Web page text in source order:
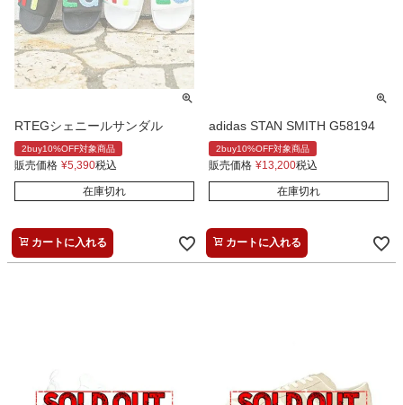
RTEGシェニールサンダル
2buy10%OFF対象商品
販売価格 ¥5,390税込
在庫切れ
カートに入れる
adidas STAN SMITH G58194
2buy10%OFF対象商品
販売価格 ¥13,200税込
在庫切れ
カートに入れる